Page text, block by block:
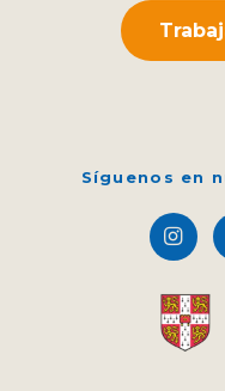
Síguenos en